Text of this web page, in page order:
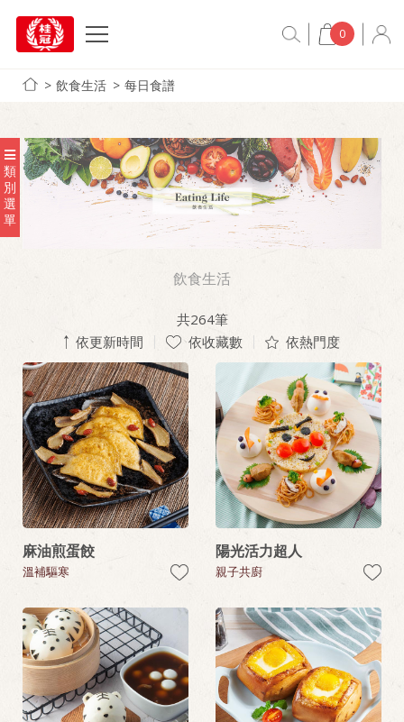
0
飲食生活 每日食譜
類
別
選
單
飲食生活
共264筆
依更新時間
依收藏數 依熱門度
麻油煎蛋餃
溫補驅寒
陽光活力超人
親子共廚